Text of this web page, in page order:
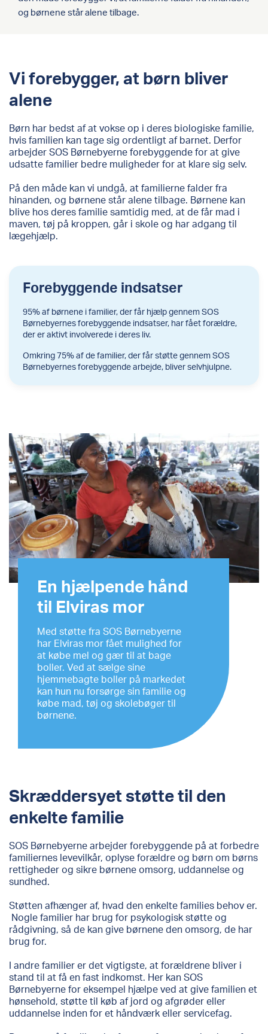
og børnene står alene tilbage.
Vi forebygger, at børn bliver
alene
Børn har bedst af at vokse op i deres biologiske familie,
hvis familien kan tage sig ordentligt af barnet. Derfor
arbejderSOS Børnebyerneforebyggende forat give
udsatte familier bedre muligheder for at klare sig selv.
På den måde kan vi undgå, at familierne falder fra
hinanden, og børnene står alene tilbage. Børnene kan
blive hos deres familie samtidig med, at de får mad i
maven, tøj på kroppen, går i skole og har adgang til
lægehjælp.
Forebyggende indsatser
95% af børnene i familier, der får hjælp gennem SOS
Børnebyernes forebyggende indsatser, har fået forældre,
der er aktivt involverede i deres liv.
Omkring 75% af de familier, der får støtte gennem SOS
Børnebyernes forebyggende arbejde, bliver selvhjulpne.
En hjælpende hånd
til Elviras mor
Med støtte fra SOS Børnebyerne
har Elviras mor fået mulighed for
at købe mel og gær til at bage
boller. Ved at sælge sine
hjemmebagte boller på markedet
kan hun nu forsørge sin familie og
købe mad, tøj og skolebøger til
børnene.
Skræddersyet støtte til den
enkelte familie
SOS Børnebyerne arbejder forebyggende på at forbedre
familiernes levevilkår, oplyse forældre og børn om børns
rettigheder og sikre børnene omsorg, uddannelse og
sundhed.
Støtten afhænger af, hvad den enkelte families behov er.
Nogle familier har brug for psykologisk støtte og
rådgivning, så de kan give børnene den omsorg, de har
brug for.
I andre familier er det vigtigste, at forældrene bliver i
stand til at få en fast indkomst. Her kan SOS
Børnebyerne for eksempel hjælpe ved at give familien et
hønsehold, støtte til køb af jord og afgrøder eller
uddannelse inden for et håndværk eller servicefag.